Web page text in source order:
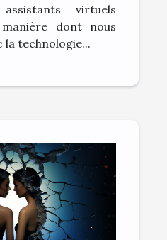
virtuels
dont nous
la technologie...